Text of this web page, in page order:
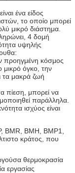
ένα είδος
το οποίο μπορεί
μικρό διάστημα.
4 δομή
υψηλής
προηγμένη κόσμος
μικρό όγκο, την
τα μακρά ζωή
πίεση, μπορεί να
παράλληλα.
ισχύος είναι
BMR, BMH, BMP1,
κράτος, που
θερμοκρασία
εργασίας